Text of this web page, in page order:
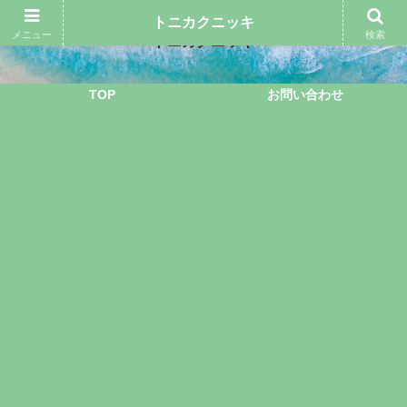
TOP お問い合わせ
メニュー
トニカクニッキ
検索